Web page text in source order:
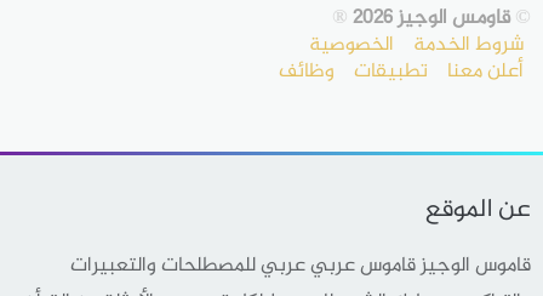
©قاومس الوجيز 2026 ®
شروط الخدمة الخصوصية
أعلن معنا تطبيقات وظائف
عن الموقع
قاموس الوجيز قاموس عربي عربي للمصطلحات والتعبيرات